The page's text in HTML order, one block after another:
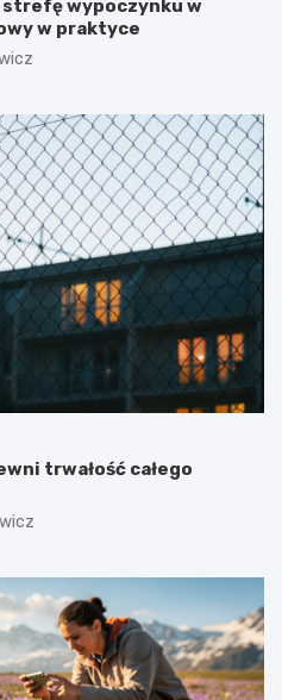
wypoczynku w
w praktyce
trwałość całego